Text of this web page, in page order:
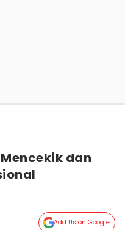
dan
Add Us on Google